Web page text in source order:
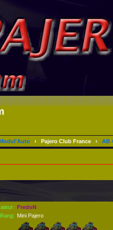
‹ Pajero Club France ‹ AB
FredoN
Rang: Mini Pajero